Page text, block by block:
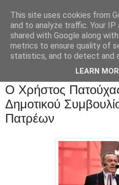
Ο Χρήστος
Δημοτικού
Πατρέων
This site uses cookies from
and to analyze traffic. Your
shared with Google along
metrics to ensure quality of
statistics, and to detect and
LEARN